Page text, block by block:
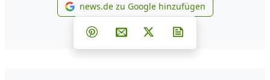
news.de zu Google
news.de zu Google hinzufügen
Teilen auf Facebook
Teilen auf Whatsapp
Teilen auf Telegram
Teilen auf Pinterest
Per E-Mail teilen
Post auf X